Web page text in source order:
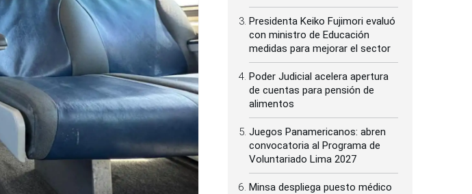
Presidenta Keiko Fujimori evaluó
con ministro de Educación
medidas para mejorar el sector
Poder Judicial acelera apertura
de cuentas para pensión de
alimentos
Juegos Panamericanos: abren
convocatoria al Programa de
Voluntariado Lima 2027
Minsa despliega puesto médico